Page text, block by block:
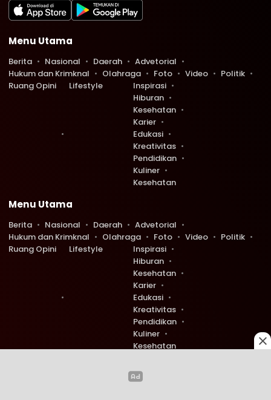
0
Menu Utama
Berita Nasional Daerah
Advetorial
Hukum dan Krimknal
Olahraga Foto Video
Politik
Ruang Opini
Lifestyle
Inspirasi
Hiburan
Kesehatan
Karier
Edukasi
Kreativitas
Pendidikan
Kuliner
Kesehatan
Menu Utama
Berita Nasional Daerah
Advetorial
Hukum dan Krimknal
Olahraga Foto Video
Politik
Ruang Opini
Lifestyle
Inspirasi
Hiburan
Kesehatan
Karier
Edukasi
Kreativitas
Pendidikan
Kuliner
Kesehatan